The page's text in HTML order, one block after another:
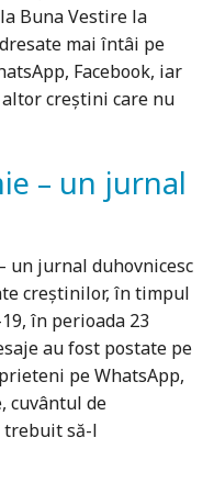
Buna Vestire la
mai întâi pe
Facebook, iar
creștini care nu
– un jurnal
un jurnal duhovnicesc
creștinilor, în timpul
în perioada 23
au fost postate pe
pe WhatsApp,
cuvântul de
trebuit să-l